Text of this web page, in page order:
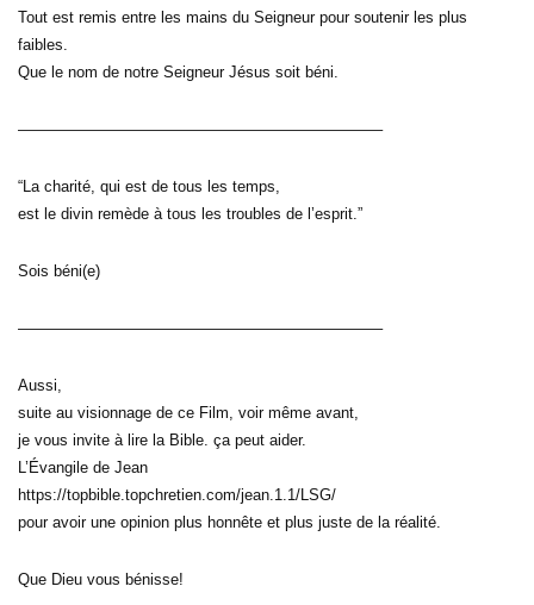
Tout est remis entre les mains du Seigneur pour soutenir les plus
faibles.
Que le nom de notre Seigneur Jésus soit béni.
———————————————————————–
“La charité, qui est de tous les temps,
est le divin remède à tous les troubles de l’esprit.”
Sois béni(e)
———————————————————————–
Aussi,
suite au visionnage de ce Film, voir même avant,
je vous invite à lire la Bible. ça peut aider.
L’Évangile de Jean
https://topbible.topchretien.com/jean.1.1/LSG/
pour avoir une opinion plus honnête et plus juste de la réalité.
Que Dieu vous bénisse!